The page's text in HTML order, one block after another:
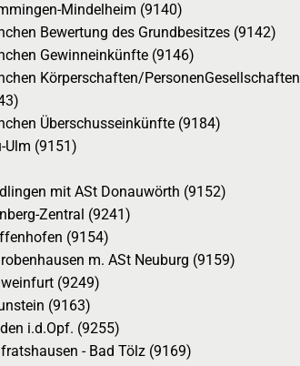
Mindelheim (9140)
Bewertung des Grundbesitzes (9142)
Gewinneinkünfte (9146)
Körperschaften/PersonenGesellschaften
Überschusseinkünfte (9184)
Ulm (9151)
mit ASt Donauwörth (9152)
Zentral (9241)
(9154)
m. ASt Neuburg (9159)
(9249)
(9163)
i.d.Opf. (9255)
- Bad Tölz (9169)